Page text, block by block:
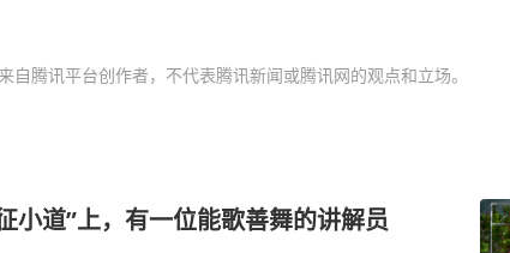
自腾讯平台创作者，不代表腾讯新闻或腾讯网的观点和立场。
小道”上，有一位能歌善舞的讲解员